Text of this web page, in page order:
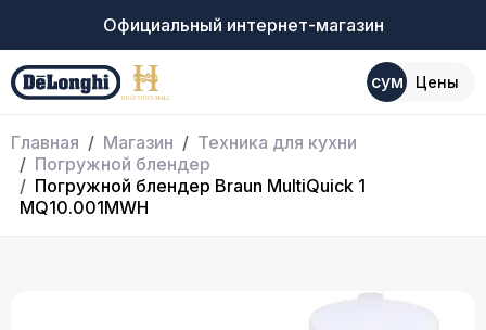
Официальный интернет-магазин
сум Цены
Главная Магазин
Техника для кухни
Погружной блендер
Погружной блендер Braun MultiQuick 1
MQ10.001MWH